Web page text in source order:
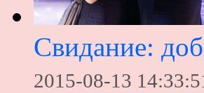
Свидание:
2015-08-13